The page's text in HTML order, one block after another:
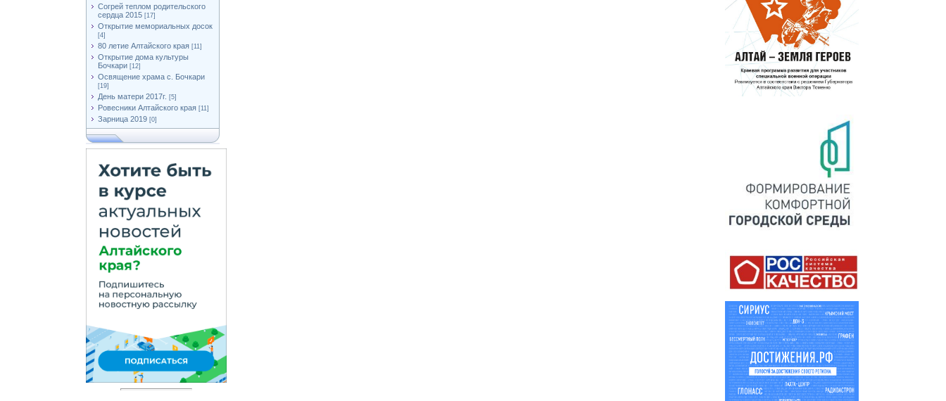
Согрей теплом родительского
сердца 2015 [17]
Открытие мемориальных досок
[4]
80 летие Алтайского края [11]
Открытие дома культуры
Бочкари [12]
Освящение храма с. Бочкари
[19]
День матери 2017г. [5]
Ровесники Алтайского края [11]
Зарница 2019 [0]